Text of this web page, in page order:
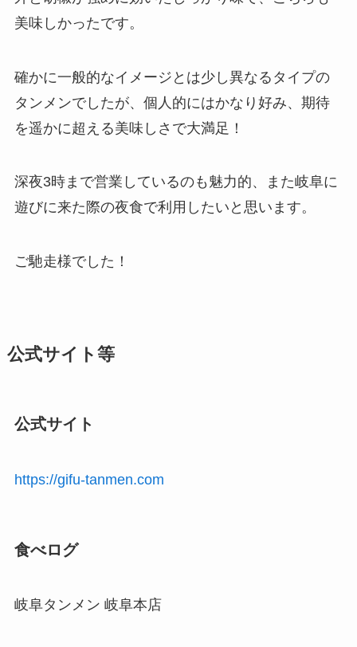
美味しかったです。
確かに一般的なイメージとは少し異なるタイプの
タンメンでしたが、個人的にはかなり好み、期待
を遥かに超える美味しさで大満足！
深夜3時まで営業しているのも魅力的、また岐阜に
遊びに来た際の夜食で利用したいと思います。
ご馳走様でした！
公式サイト等
公式サイト
https://gifu-tanmen.com
食べログ
岐阜タンメン 岐阜本店